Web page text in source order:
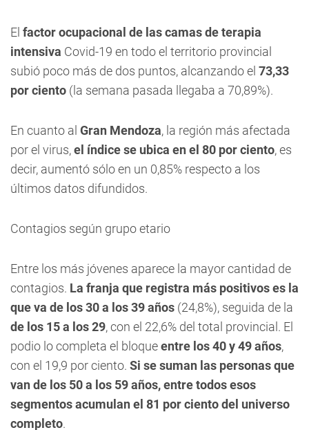
El factor ocupacional de las camas de terapia
intensiva Covid-19 en todo el territorio provincial
subió poco más de dos puntos, alcanzando el 73,33
por ciento (la semana pasada llegaba a 70,89%).
En cuanto al Gran Mendoza, la región más afectada
por el virus,el índice se ubica en el 80 por ciento, es
decir, aumentó sólo en un 0,85% respecto a los
últimos datos difundidos.
Contagios según grupo etario
Entre los más jóvenes aparece la mayor cantidad de
contagios. La franja que registra más positivos es la
que va de los 30 a los 39 años (24,8%), seguida de la
de los 15 a los 29, con el 22,6% del total provincial. El
podio lo completa el bloqueentre los 40 y 49 años,
con el 19,9 por ciento. Si se suman las personas que
van de los 50 a los 59 años, entre todos esos
segmentos acumulan el 81 por ciento del universo
completo.